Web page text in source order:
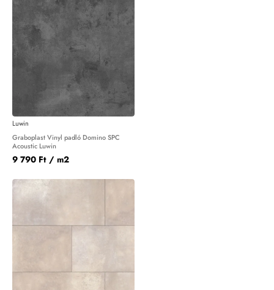
Luwin
Graboplast Vinyl padló Domino SPC
Acoustic Luwin
9 790 Ft / m2